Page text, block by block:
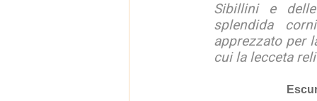
Sibillini e
splendida
apprezzato per
cui la lecceta